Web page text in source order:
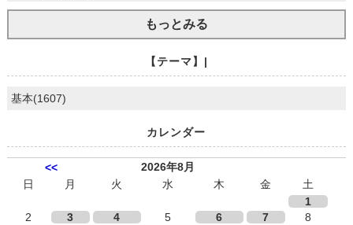
もっとみる
【テーマ】|
基本(1607)
カレンダー
<<
2026年8月
日
月 火 水 木 金
土
1
2
3 4 5 6 7
8